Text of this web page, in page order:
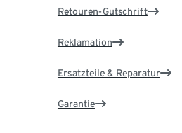
Retouren-Gutschrift
Reklamation
Ersatzteile & Reparatur
Garantie